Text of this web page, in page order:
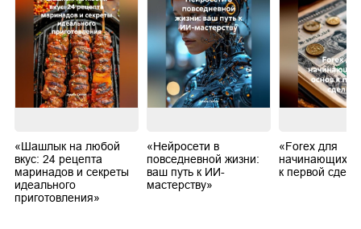
«Шашлык на любой
вкус: 24 рецепта
маринадов и секреты
идеального
приготовления»
«Нейросети в
повседневной жизни:
ваш путь к ИИ-
мастерству»
«Forex для
начинающих:
к первой